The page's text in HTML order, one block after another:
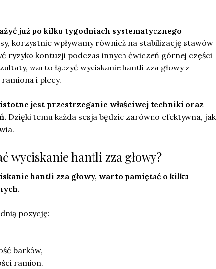
już po kilku tygodniach systematycznego
korzystnie wpływamy również na stabilizację stawów
ryzyko kontuzji podczas innych ćwiczeń górnej części
warto łączyć wyciskanie hantli zza głowy z
i plecy.
jest przestrzeganie właściwej techniki oraz
Dzięki temu każda sesja będzie zarówno efektywna, jak
wyciskanie hantli zza głowy?
hantli zza głowy, warto pamiętać o kilku
pozycję:
barków,
ramion.